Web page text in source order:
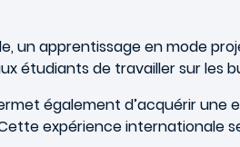
un apprentissage en mode
étudiants de travailler sur les
également d’acquérir
expérience internationale